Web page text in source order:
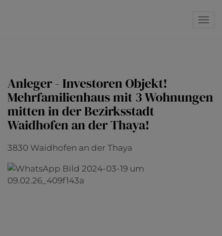
Anleger - Investoren Objekt!
Mehrfamilienhaus mit 3 Wohnungen
mitten in der Bezirksstadt
Waidhofen an der Thaya!
3830 Waidhofen an der Thaya